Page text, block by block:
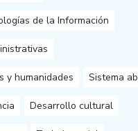
de la Información
y humanidades Sistema
Desarrollo cultural